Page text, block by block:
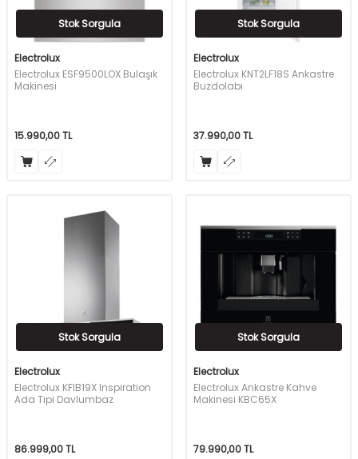
Stok Sorgula
Electrolux
Electrolux ESF9500LOX Bulaşık
Makinesi
15.990,00TL
Stok Sorgula
Electrolux
Electrolux KNT2LF18S Ankastre
Buzdolabı
37.990,00TL
Stok Sorgula
Electrolux
Electrolux KFIB19X Inspiration
Ada Tipi Davlumbaz
86.999,00TL
Stok Sorgula
Electrolux
Electrolux Ankastre Kahve
Makinesi KBC65X
79.990,00TL